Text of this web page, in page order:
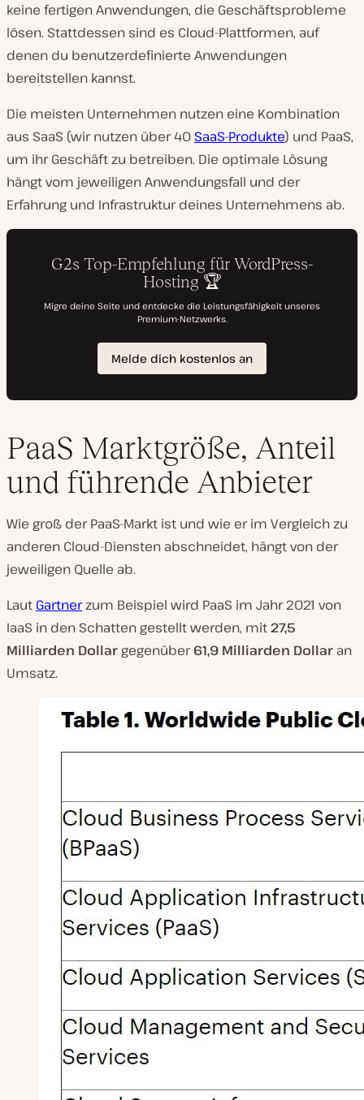
keine fertigen Anwendungen, die Geschäftsprobleme
lösen. Stattdessen sind es Cloud-Plattformen, auf
denen du benutzerdefinierte Anwendungen
bereitstellen kannst.
Die meisten Unternehmen nutzen eine Kombination
aus SaaS (wir nutzen über 40 SaaS-Produkte) und PaaS,
um ihr Geschäft zu betreiben. Die optimale Lösung
hängt vom jeweiligen Anwendungsfall und der
Erfahrung und Infrastruktur deines Unternehmens ab.
PaaS Marktgröße, Anteil
und führende Anbieter
Wie groß der PaaS-Markt ist und wie er im Vergleich zu
anderen Cloud-Diensten abschneidet, hängt von der
jeweiligen Quelle ab.
Laut Gartnerzum Beispiel wird PaaS im Jahr 2021 von
IaaS in den Schatten gestellt werden, mit27,5
Milliarden Dollar gegenüber61,9 Milliarden Dollar an
Umsatz.